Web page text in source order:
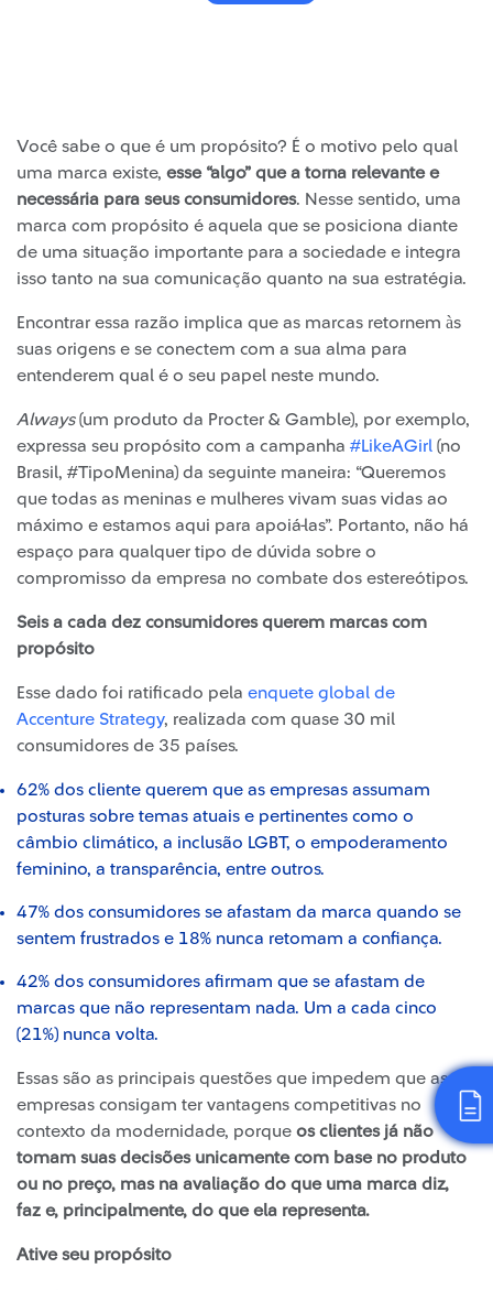
Você sabe o que é um propósito? É o motivo pelo qual
uma marca existe, esse “algo” que a torna relevante e
necessária para seus consumidores. Nesse sentido, uma
marca com propósito é aquela que se posiciona diante
de uma situação importante para a sociedade e integra
isso tanto na sua comunicação quanto na sua estratégia.
Encontrar essa razão implica que as marcas retornem às
suas origens e se conectem com a sua alma para
entenderem qual é o seu papel neste mundo.
Always(um produto da Procter & Gamble), por exemplo,
expressa seu propósito com a campanha #LikeAGirl (no
Brasil, #TipoMenina) da seguinte maneira: “Queremos
que todas as meninas e mulheres vivam suas vidas ao
máximo e estamos aqui para apoiá-las”. Portanto, não há
espaço para qualquer tipo de dúvida sobre o
compromisso da empresa no combate dos estereótipos.
Seis a cada dez consumidores querem marcas com
propósito
Esse dado foi ratificado pela enquete global de
Accenture Strategy, realizada com quase 30 mil
consumidores de 35 países.
62% dos cliente querem que as empresas assumam
posturas sobre temas atuais e pertinentes como o
câmbio climático, a inclusão LGBT, o empoderamento
feminino, a transparência, entre outros.
47% dos consumidores se afastam da marca quando se
sentem frustrados e 18% nunca retomam a confiança.
42% dos consumidores afirmam que se afastam de
marcas que não representam nada. Um a cada cinco
(21%) nunca volta.
Essas são as principais questões que impedem que as
empresas consigam ter vantagens competitivas no
contexto da modernidade, porque os clientes já não
tomam suas decisões unicamente com base no produto
ou no preço, mas na avaliação do que uma marca diz,
faz e, principalmente, do que ela representa.
Ative seu propósito